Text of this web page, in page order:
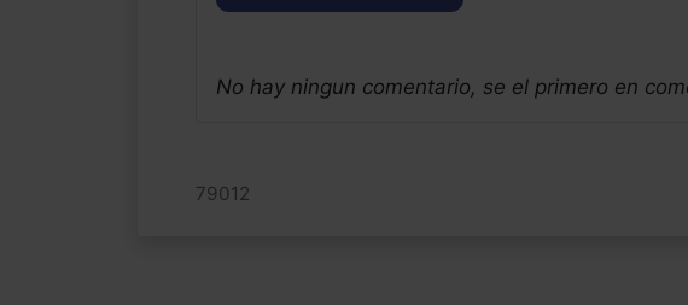
No hay ningun comentario, se el primero en
79012